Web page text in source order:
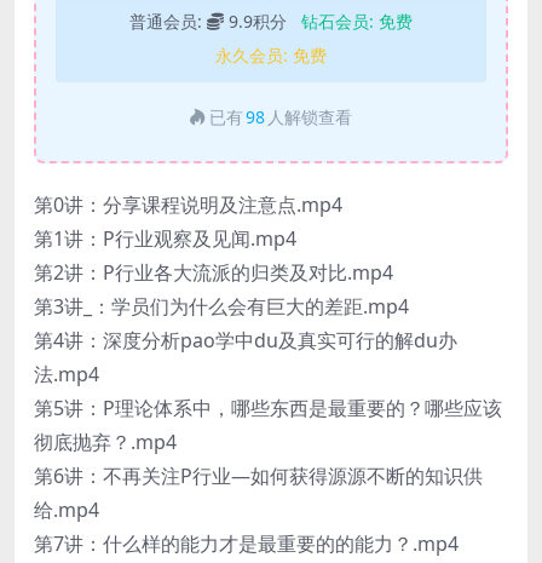
普通会员: 9.9积分 钻石会员: 免费
永久会员: 免费
已有98 人解锁查看
第0讲：分享课程说明及注意点.mp4
第1讲：P行业观察及见闻.mp4
第2讲：P行业各大流派的归类及对比.mp4
第3讲_：学员们为什么会有巨大的差距.mp4
第4讲：深度分析pao学中du及真实可行的解du办
法.mp4
第5讲：P理论体系中，哪些东西是最重要的？哪些应该
彻底抛弃？.mp4
第6讲：不再关注P行业—如何获得源源不断的知识供
给.mp4
第7讲：什么样的能力才是最重要的的能力？.mp4